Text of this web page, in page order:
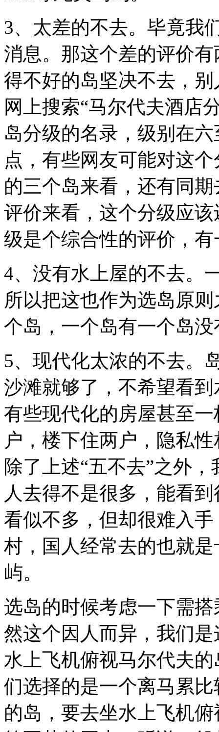
3、太差的不去。毕竟我
消息。那这个差的评价
得不好的岛坚决不去，
网上搜索“马尔代夫酒店
岛分级的名录，级别在
点，有些网友可能对这
的三个岛来看，还有同
评价来看，这个分级应
级是个综合性的评价
4、没有水上屋的不去。
所以把这也作为选岛原
个岛，一个岛有一个
5、现代化太浓的不去。
沙滩就够了，不希望看
有些现代化的房屋甚至
户，楼下住两户，隐
除了上述“五不去”之外
人去得不是很多，能看
看似不多，但却很难入
村，国人经常去的也就
屿。
选岛的时候考虑一下需
然这个因人而异，我们
水上飞机俯视马尔代夫
们选择的是一个离马累
的岛，要去坐水上飞机